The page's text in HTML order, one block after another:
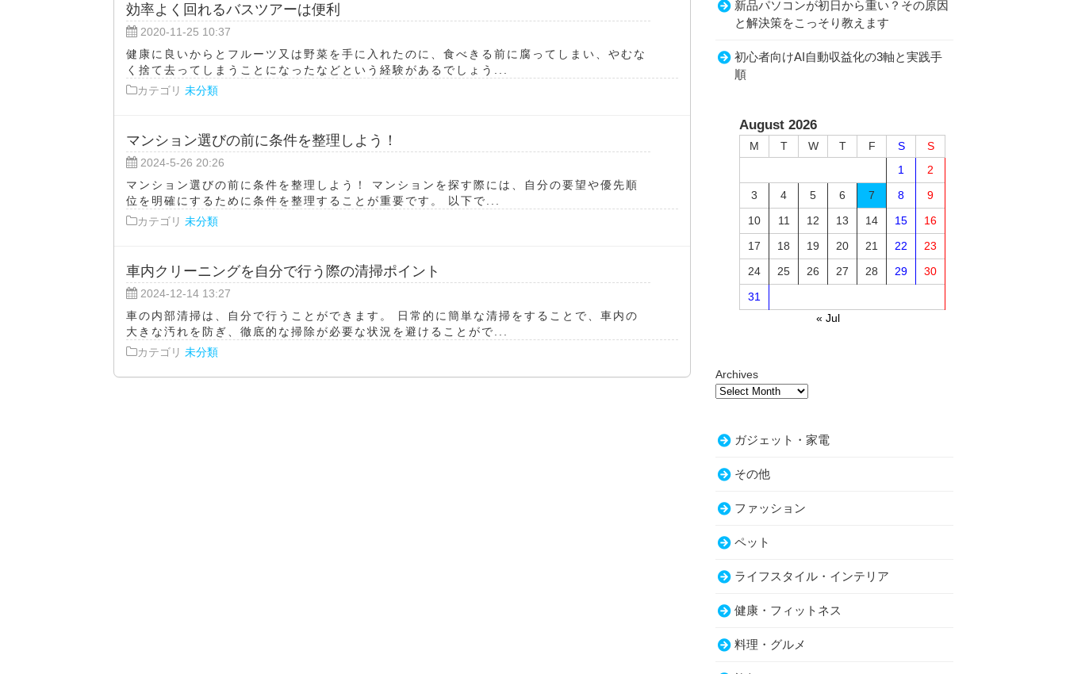
効率よく回れるバスツアーは便利
2020-11-25 10:37
健康に良いからとフルーツ又は野菜を手に入れたのに、食べきる前に腐ってしまい、やむな
く捨て去ってしまうことになったなどという経験があるでしょう...
カテゴリ 未分類
マンション選びの前に条件を整理しよう！
2024-5-26 20:26
マンション選びの前に条件を整理しよう！ マンションを探す際には、自分の要望や優先順
位を明確にするために条件を整理することが重要です。 以下で...
カテゴリ 未分類
車内クリーニングを自分で行う際の清掃ポイント
2024-12-14 13:27
車の内部清掃は、自分で行うことができます。 日常的に簡単な清掃をすることで、車内の
大きな汚れを防ぎ、徹底的な掃除が必要な状況を避けることがで...
カテゴリ 未分類
新品パソコンが初日から重い？その原因
と解決策をこっそり教えます
初心者向けAI自動収益化の3軸と実践手
順
August 2026
M T W T F S
S
1
2
3
4 5 6 7 8
9
10
11 12 13 14 15
16
17
18 19 20 21 22
23
24
25 26 27 28 29
30
31
« Jul
Archives
ガジェット・家電
その他
ファッション
ペット
ライフスタイル・インテリア
健康・フィットネス
料理・グルメ